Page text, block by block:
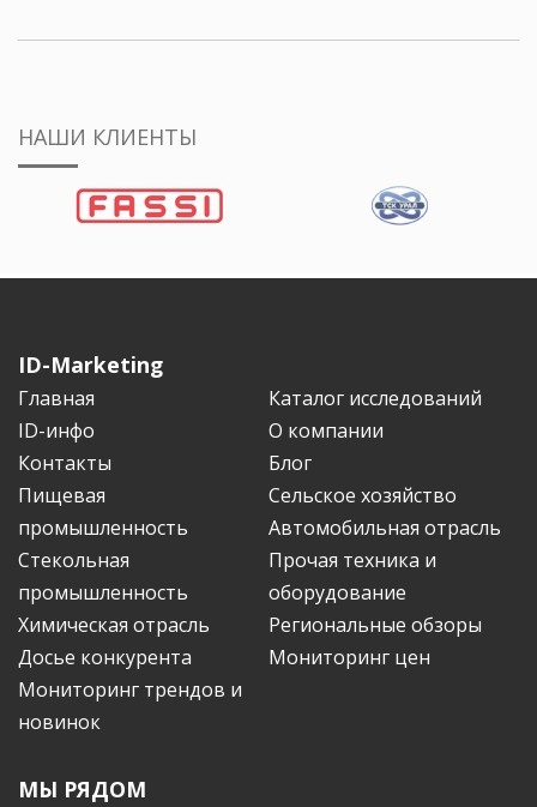
НАШИ КЛИЕНТЫ
ID-Marketing
Главная
Каталог исследований
ID-инфо
О компании
Контакты
Блог
Пищевая
промышленность
Сельское хозяйство
Автомобильная отрасль
Стекольная
промышленность
Прочая техника и
оборудование
Химическая отрасль
Региональные обзоры
Досье конкурента
Мониторинг цен
Мониторинг трендов и
новинок
МЫ РЯДОМ